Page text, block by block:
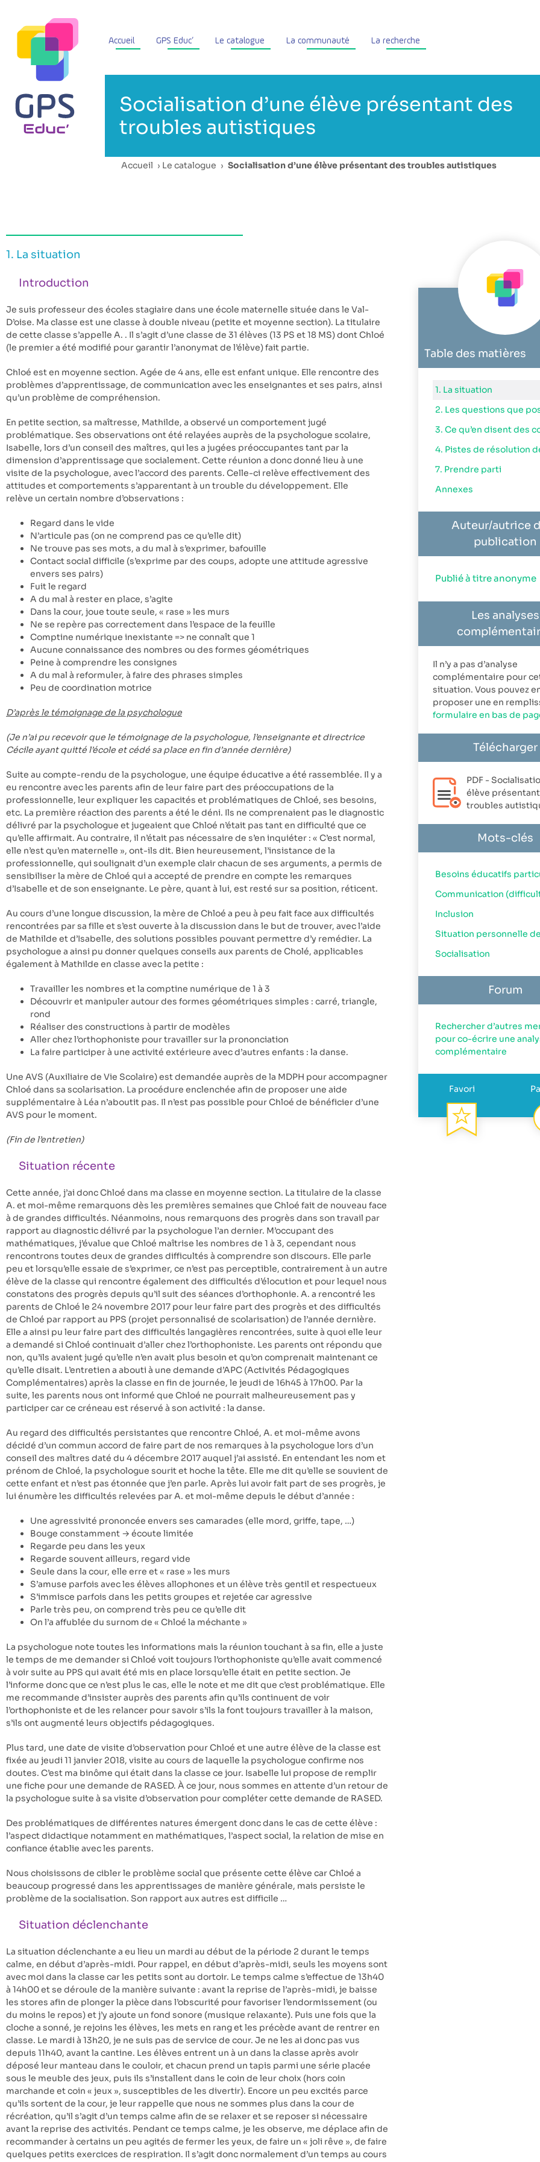
Accueil GPS Educ’ Le catalogue La communauté La recherche
Socialisation d’une élève présentant des
troubles autistiques
Accueil › Le catalogue › Socialisation d’une élève présentant des troubles autistiques
1. La situation
Introduction
Je suis professeur des écoles stagiaire dans une école maternelle située dans le Val-
D’oise. Ma classe est une classe à double niveau (petite et moyenne section). La titulaire
de cette classe s’appelle A. . Il s’agit d’une classe de 31 élèves (13 PS et 18 MS) dont Chloé
(le premier a été modifié pour garantir l’anonymat de l’élève) fait partie.
Chloé est en moyenne section. Agée de 4 ans, elle est enfant unique. Elle rencontre des
problèmes d’apprentissage, de communication avec les enseignantes et ses pairs, ainsi
qu’un problème de compréhension.
En petite section, sa maîtresse, Mathilde, a observé un comportement jugé
problématique. Ses observations ont été relayées auprès de la psychologue scolaire,
Isabelle, lors d’un conseil des maîtres, qui les a jugées préoccupantes tant par la
dimension d’apprentissage que socialement. Cette réunion a donc donné lieu à une
visite de la psychologue, avec l’accord des parents. Celle-ci relève effectivement des
attitudes et comportements s’apparentant à un trouble du développement. Elle
relève un certain nombre d’observations :
Regard dans le vide
N’articule pas (on ne comprend pas ce qu’elle dit)
Ne trouve pas ses mots, a du mal à s’exprimer, bafouille
Contact social difficile (s’exprime par des coups, adopte une attitude agressive
envers ses pairs)
Fuit le regard
A du mal à rester en place, s’agite
Dans la cour, joue toute seule, « rase » les murs
Ne se repère pas correctement dans l’espace de la feuille
Comptine numérique inexistante => ne connaît que 1
Aucune connaissance des nombres ou des formes géométriques
Peine à comprendre les consignes
A du mal à reformuler, à faire des phrases simples
Peu de coordination motrice
D’après le témoignage de la psychologue
(Je n’ai pu recevoir que le témoignage de la psychologue, l’enseignante et directrice
Cécile ayant quitté l’école et cédé sa place en fin d’année dernière)
Suite au compte-rendu de la psychologue, une équipe éducative a été rassemblée. Il y a
eu rencontre avec les parents afin de leur faire part des préoccupations de la
professionnelle, leur expliquer les capacités et problématiques de Chloé, ses besoins,
etc. La première réaction des parents a été le déni. Ils ne comprenaient pas le diagnostic
délivré par la psychologue et jugeaient que Chloé n’était pas tant en difficulté que ce
qu’elle affirmait. Au contraire, il n’était pas nécessaire de s’en inquiéter : « C’est normal,
elle n’est qu’en maternelle », ont-ils dit. Bien heureusement, l’insistance de la
professionnelle, qui soulignait d’un exemple clair chacun de ses arguments, a permis de
sensibiliser la mère de Chloé qui a accepté de prendre en compte les remarques
d’Isabelle et de son enseignante. Le père, quant à lui, est resté sur sa position, réticent.
Au cours d’une longue discussion, la mère de Chloé a peu à peu fait face aux difficultés
rencontrées par sa fille et s’est ouverte à la discussion dans le but de trouver, avec l’aide
de Mathilde et d’Isabelle, des solutions possibles pouvant permettre d’y remédier. La
psychologue a ainsi pu donner quelques conseils aux parents de Cholé, applicables
également à Mathilde en classe avec la petite :
Travailler les nombres et la comptine numérique de 1 à 3
Découvrir et manipuler autour des formes géométriques simples : carré, triangle,
rond
Réaliser des constructions à partir de modèles
Aller chez l’orthophoniste pour travailler sur la prononciation
La faire participer à une activité extérieure avec d’autres enfants : la danse.
Une AVS (Auxiliaire de Vie Scolaire) est demandée auprès de la MDPH pour accompagner
Chloé dans sa scolarisation. La procédure enclenchée afin de proposer une aide
supplémentaire à Léa n’aboutit pas. Il n’est pas possible pour Chloé de bénéficier d’une
AVS pour le moment.
(Fin de l’entretien)
Situation récente
Cette année, j’ai donc Chloé dans ma classe en moyenne section. La titulaire de la classe
A. et moi-même remarquons dès les premières semaines que Chloé fait de nouveau face
à de grandes difficultés. Néanmoins, nous remarquons des progrès dans son travail par
rapport au diagnostic délivré par la psychologue l’an dernier. M’occupant des
mathématiques, j’évalue que Chloé maîtrise les nombres de 1 à 3, cependant nous
rencontrons toutes deux de grandes difficultés à comprendre son discours. Elle parle
peu et lorsqu’elle essaie de s’exprimer, ce n’est pas perceptible, contrairement à un autre
élève de la classe qui rencontre également des difficultés d’élocution et pour lequel nous
constatons des progrès depuis qu’il suit des séances d’orthophonie. A. a rencontré les
parents de Chloé le 24 novembre 2017 pour leur faire part des progrès et des difficultés
de Chloé par rapport au PPS (projet personnalisé de scolarisation) de l’année dernière.
Elle a ainsi pu leur faire part des difficultés langagières rencontrées, suite à quoi elle leur
a demandé si Chloé continuait d’aller chez l’orthophoniste. Les parents ont répondu que
non, qu’ils avaient jugé qu’elle n’en avait plus besoin et qu’on comprenait maintenant ce
qu’elle disait. L’entretien a abouti à une demande d’APC (Activités Pédagogiques
Complémentaires) après la classe en fin de journée, le jeudi de 16h45 à 17h00. Par la
suite, les parents nous ont informé que Chloé ne pourrait malheureusement pas y
participer car ce créneau est réservé à son activité : la danse.
Au regard des difficultés persistantes que rencontre Chloé, A. et moi-même avons
décidé d’un commun accord de faire part de nos remarques à la psychologue lors d’un
conseil des maîtres daté du 4 décembre 2017 auquel j’ai assisté. En entendant les nom et
prénom de Chloé, la psychologue sourit et hoche la tête. Elle me dit qu’elle se souvient de
cette enfant et n’est pas étonnée que j’en parle. Après lui avoir fait part de ses progrès, je
lui énumère les difficultés relevées par A. et moi-même depuis le début d’année :
Une agressivité prononcée envers ses camarades (elle mord, griffe, tape, …)
Bouge constamment → écoute limitée
Regarde peu dans les yeux
Regarde souvent ailleurs, regard vide
Seule dans la cour, elle erre et « rase » les murs
S’amuse parfois avec les élèves allophones et un élève très gentil et respectueux
S’immisce parfois dans les petits groupes et rejetée car agressive
Parle très peu, on comprend très peu ce qu’elle dit
On l’a affublée du surnom de « Chloé la méchante »
La psychologue note toutes les informations mais la réunion touchant à sa fin, elle a juste
le temps de me demander si Chloé voit toujours l’orthophoniste qu’elle avait commencé
à voir suite au PPS qui avait été mis en place lorsqu’elle était en petite section. Je
l’informe donc que ce n’est plus le cas, elle le note et me dit que c’est problématique. Elle
me recommande d’insister auprès des parents afin qu’ils continuent de voir
l’orthophoniste et de les relancer pour savoir s’ils la font toujours travailler à la maison,
s’ils ont augmenté leurs objectifs pédagogiques.
Plus tard, une date de visite d’observation pour Chloé et une autre élève de la classe est
fixée au jeudi 11 janvier 2018, visite au cours de laquelle la psychologue confirme nos
doutes. C’est ma binôme qui était dans la classe ce jour. Isabelle lui propose de remplir
une fiche pour une demande de RASED. À ce jour, nous sommes en attente d’un retour de
la psychologue suite à sa visite d’observation pour compléter cette demande de RASED.
Des problématiques de différentes natures émergent donc dans le cas de cette élève :
l’aspect didactique notamment en mathématiques, l’aspect social, la relation de mise en
confiance établie avec les parents.
Nous choisissons de cibler le problème social que présente cette élève car Chloé a
beaucoup progressé dans les apprentissages de manière générale, mais persiste le
problème de la socialisation. Son rapport aux autres est difficile …
Situation déclenchante
La situation déclenchante a eu lieu un mardi au début de la période 2 durant le temps
calme, en début d’après-midi. Pour rappel, en début d’après-midi, seuls les moyens sont
avec moi dans la classe car les petits sont au dortoir. Le temps calme s’effectue de 13h40
à 14h00 et se déroule de la manière suivante : avant la reprise de l’après-midi, je baisse
les stores afin de plonger la pièce dans l’obscurité pour favoriser l’endormissement (ou
du moins le repos) et j’y ajoute un fond sonore (musique relaxante). Puis une fois que la
cloche a sonné, je rejoins les élèves, les mets en rang et les précède avant de rentrer en
classe. Le mardi à 13h20, je ne suis pas de service de cour. Je ne les ai donc pas vus
depuis 11h40, avant la cantine. Les élèves entrent un à un dans la classe après avoir
déposé leur manteau dans le couloir, et chacun prend un tapis parmi une série placée
sous le meuble des jeux, puis ils s’installent dans le coin de leur choix (hors coin
marchande et coin « jeux », susceptibles de les divertir). Encore un peu excités parce
qu’ils sortent de la cour, je leur rappelle que nous ne sommes plus dans la cour de
récréation, qu’il s’agit d’un temps calme afin de se relaxer et se reposer si nécessaire
avant la reprise des activités. Pendant ce temps calme, je les observe, me déplace afin de
recommander à certains un peu agités de fermer les yeux, de faire un « joli rêve », de faire
quelques petits exercices de respiration. Il s’agit donc normalement d’un temps au cours
Table des matières
1. La situation
3. Ce qu’en disent des
7. Prendre parti
Annexes
Auteur/autrice
publication
Publié à titre anonyme
Les analyses
Il n’y a pas d’analyse
complémentaire pour
situation. Vous pouvez
proposer une en
formulaire en bas de
Télécharger
PDF -
élève
troubles
Mots-clés
Besoins éducatifs
Communication
Inclusion
Situation personnelle de
Socialisation
Forum
Rechercher d’autres
pour co-écrire une
complémentaire
Favori